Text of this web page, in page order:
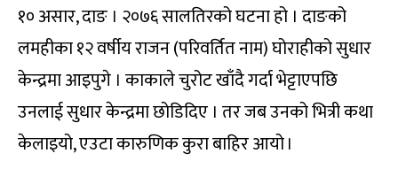
१० असार, दाङ । २०७६ सालतिरको घटना हो । दाङको
लमहीका १२ वर्षीय राजन (परिवर्तित नाम) घोराहीको सुधार
केन्द्रमा आइपुगे । काकाले चुरोट खाँदै गर्दा भेट्टाएपछि
उनलाई सुधार केन्द्रमा छोडिदिए । तर जब उनको भित्री कथा
केलाइयो, एउटा कारुणिक कुरा बाहिर आयो ।